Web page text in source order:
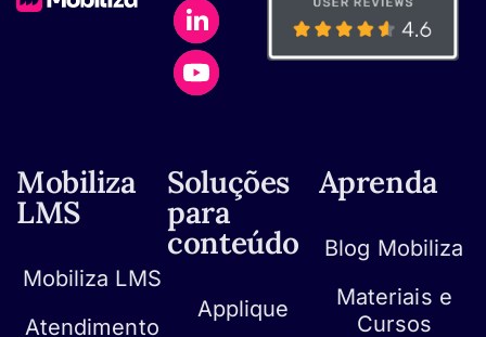
Mobiliza
LMS
Mobiliza LMS
Atendimento
Soluções
para
conteúdo
Applique
Aprenda
Blog Mobiliza
Materiais e
Cursos